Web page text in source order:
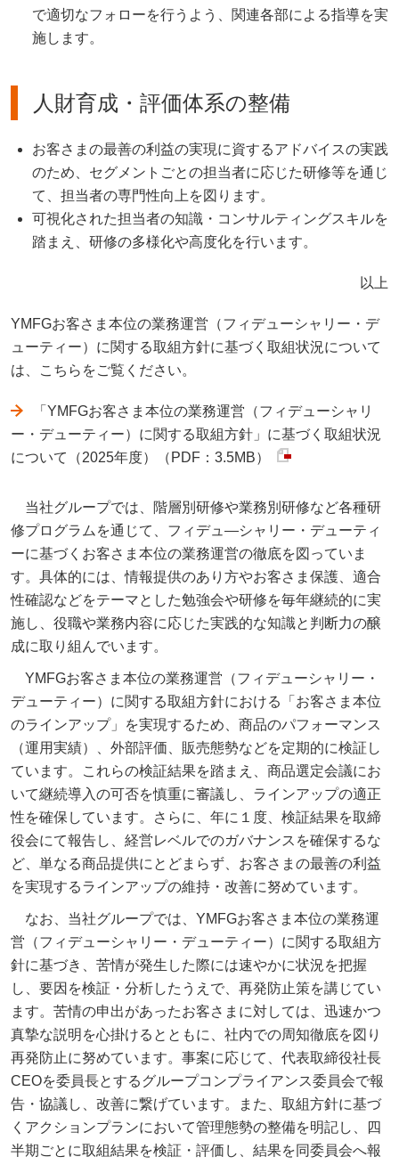
で適切なフォローを行うよう、関連各部による指導を実
施します。
人財育成・評価体系の整備
お客さまの最善の利益の実現に資するアドバイスの実践
のため、セグメントごとの担当者に応じた研修等を通じ
て、担当者の専門性向上を図ります。
可視化された担当者の知識・コンサルティングスキルを
踏まえ、研修の多様化や高度化を行います。
以上
YMFGお客さま本位の業務運営（フィデューシャリー・デ
ューティー）に関する取組方針に基づく取組状況について
は、こちらをご覧ください。
「YMFGお客さま本位の業務運営（フィデューシャリ
ー・デューティー）に関する取組方針」に基づく取組状況
について（2025年度）（PDF：3.5MB）
当社グループでは、階層別研修や業務別研修など各種研
修プログラムを通じて、フィデュ―シャリー・デューティ
ーに基づくお客さま本位の業務運営の徹底を図っていま
す。具体的には、情報提供のあり方やお客さま保護、適合
性確認などをテーマとした勉強会や研修を毎年継続的に実
施し、役職や業務内容に応じた実践的な知識と判断力の醸
成に取り組んでいます。
YMFGお客さま本位の業務運営（フィデューシャリー・
デューティー）に関する取組方針における「お客さま本位
のラインアップ」を実現するため、商品のパフォーマンス
（運用実績）、外部評価、販売態勢などを定期的に検証し
ています。これらの検証結果を踏まえ、商品選定会議にお
いて継続導入の可否を慎重に審議し、ラインアップの適正
性を確保しています。さらに、年に１度、検証結果を取締
役会にて報告し、経営レベルでのガバナンスを確保するな
ど、単なる商品提供にとどまらず、お客さまの最善の利益
を実現するラインアップの維持・改善に努めています。
なお、当社グループでは、YMFGお客さま本位の業務運
営（フィデューシャリー・デューティー）に関する取組方
針に基づき、苦情が発生した際には速やかに状況を把握
し、要因を検証・分析したうえで、再発防止策を講じてい
ます。苦情の申出があったお客さまに対しては、迅速かつ
真摯な説明を心掛けるとともに、社内での周知徹底を図り
再発防止に努めています。事案に応じて、代表取締役社長
CEOを委員長とするグループコンプライアンス委員会で報
告・協議し、改善に繋げています。また、取組方針に基づ
くアクションプランにおいて管理態勢の整備を明記し、四
半期ごとに取組結果を検証・評価し、結果を同委員会へ報